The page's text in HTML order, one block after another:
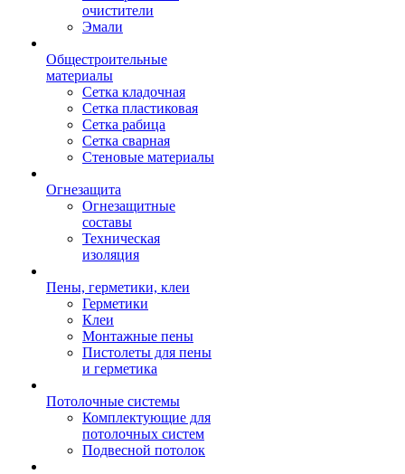
очистители
Эмали
Общестроительные
материалы
Сетка кладочная
Сетка пластиковая
Сетка рабица
Сетка сварная
Стеновые материалы
Огнезащита
Огнезащитные
составы
Техническая
изоляция
Пены, герметики, клеи
Герметики
Клеи
Монтажные пены
Пистолеты для пены
и герметика
Потолочные системы
Комплектующие для
потолочных систем
Подвесной потолок